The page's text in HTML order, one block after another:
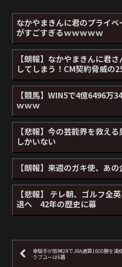
なかやまきんに君のプライ
がすごすぎるｗｗｗｗｗ
【朗報】なかやまきんに君
してしまう！CM契約脅威の
【競馬】WIN5で4億6496万
ｗｗｗ
【悲報】今の芸能界を救え
しかいない
【朗報】来週のガキ使、あ
【悲報】 テレ朝、ゴルフ全
退へ 42年の歴史に幕
幸騎手が阪神2RでJRA通算1600勝を達
ラブユーは6着